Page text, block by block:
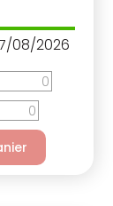
08/2026